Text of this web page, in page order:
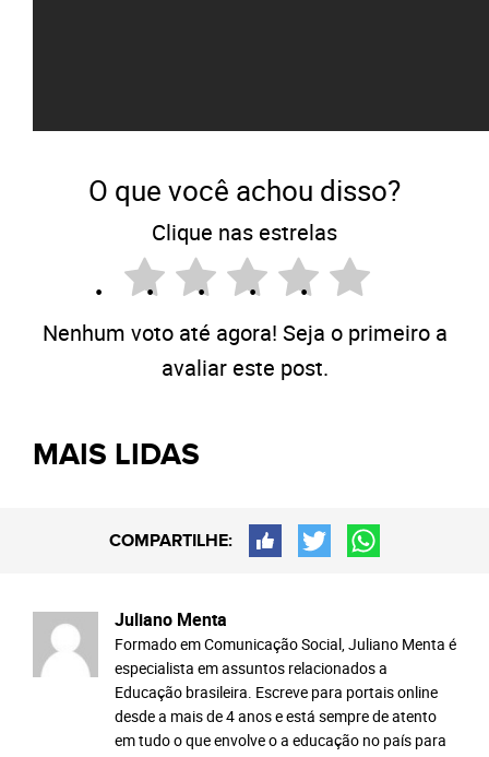
O que você achou disso?
Clique nas estrelas
Nenhum voto até agora! Seja o primeiro a
avaliar este post.
MAIS LIDAS
COMPARTILHE:
Juliano Menta
Formado em Comunicação Social, Juliano Menta é
especialista em assuntos relacionados a
Educação brasileira. Escreve para portais online
desde a mais de 4 anos e está sempre de atento
em tudo o que envolve o a educação no país para